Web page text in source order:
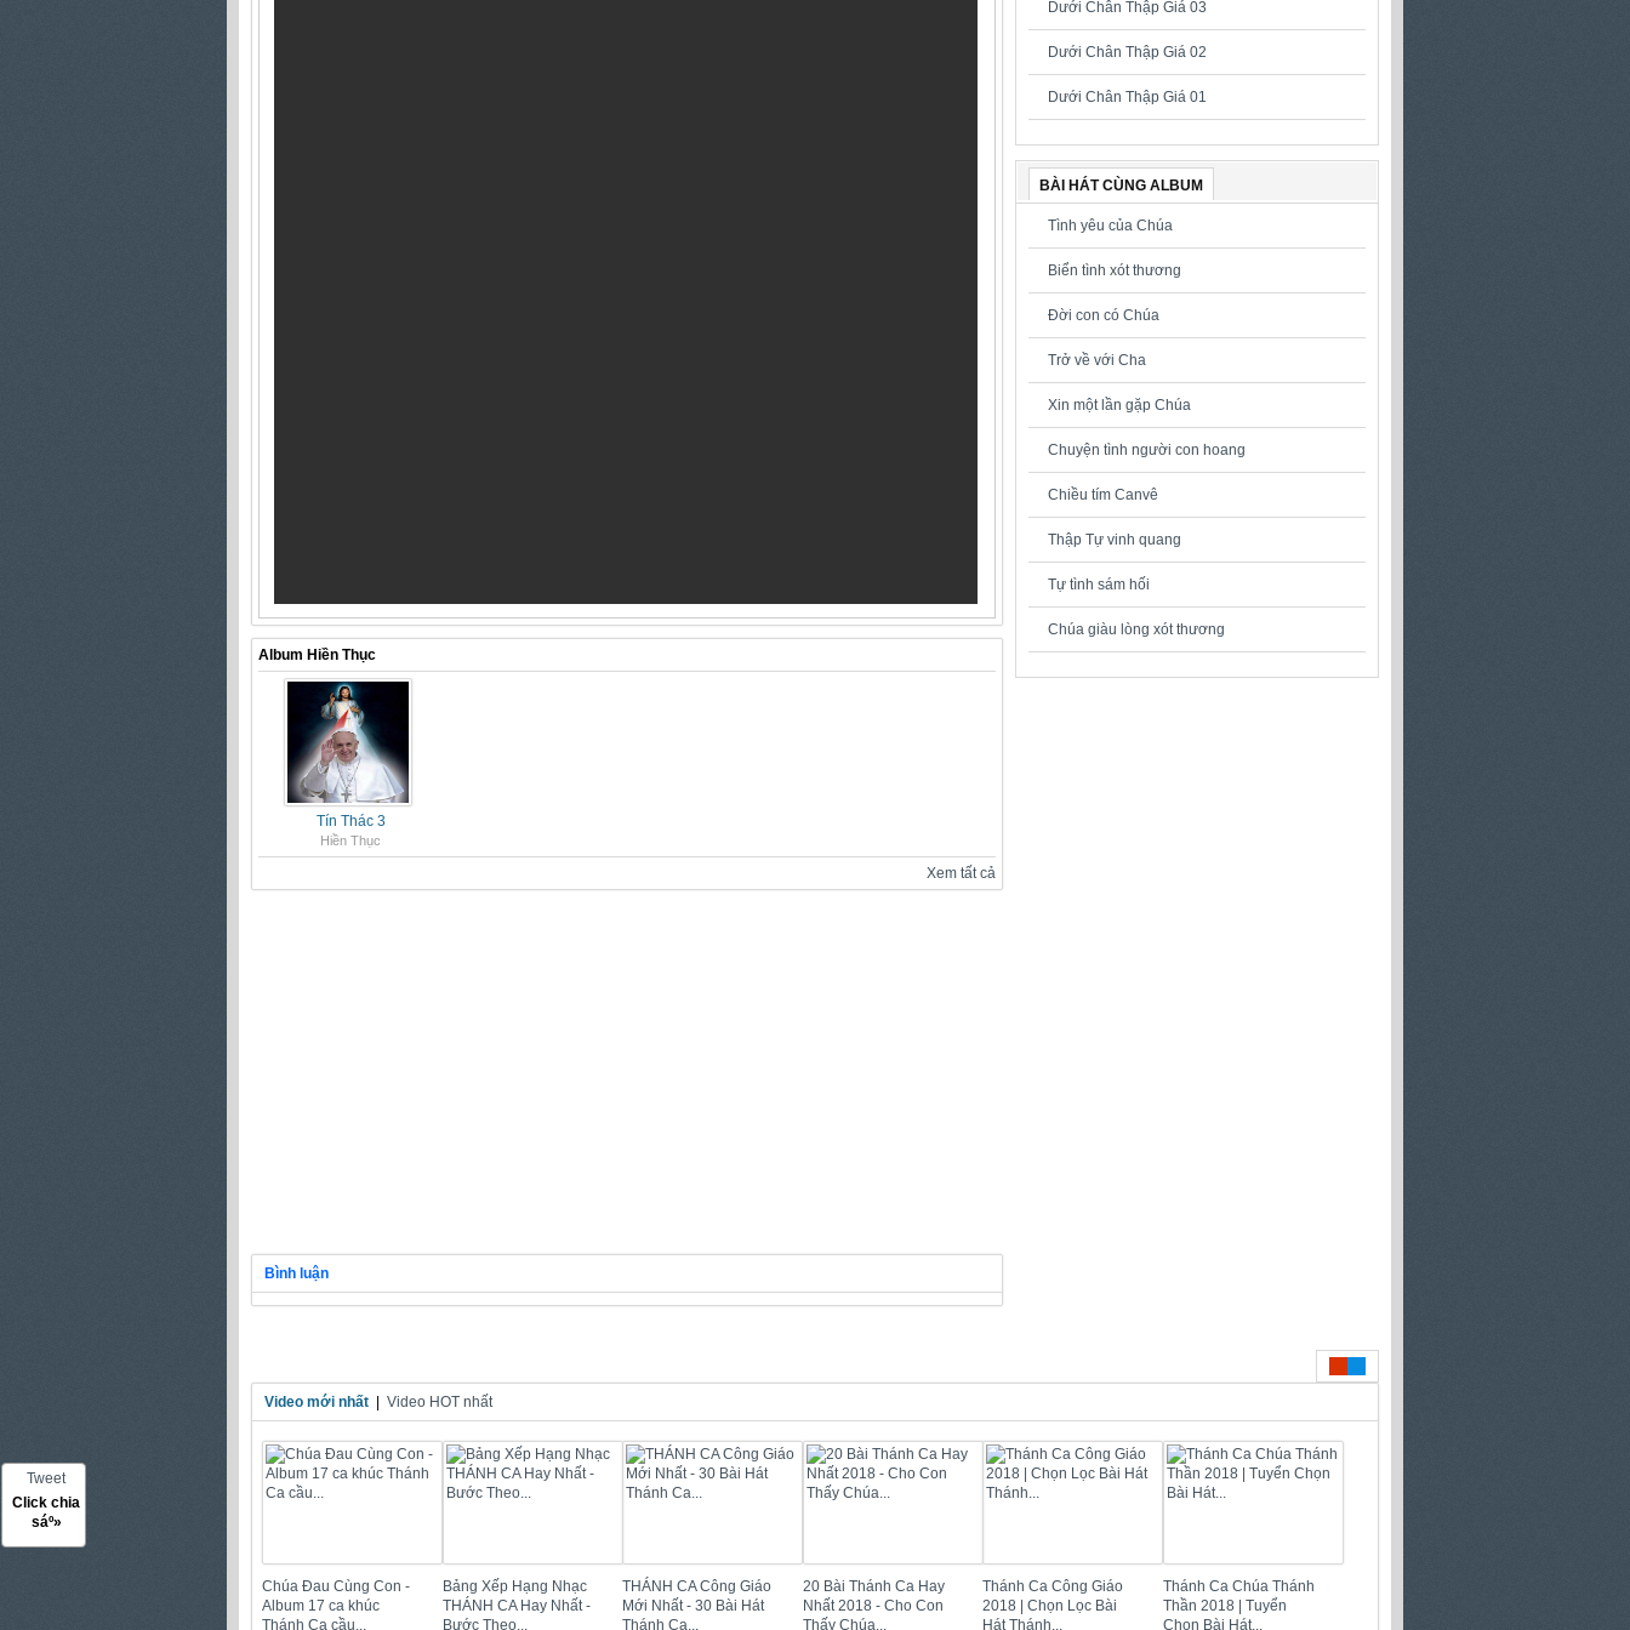
Tweet
Click chia
sáº»
Album Hiền Thục
Tín Thác 3
Hiền Thục
Xem tất cả
Bình luận
Dưới Chân Thập Giá 03
Dưới Chân Thập Giá 02
Dưới Chân Thập Giá 01
BÀI HÁT CÙNG ALBUM
Tình yêu của Chúa
Biển tình xót thương
Đời con có Chúa
Trở về với Cha
Xin một lần gặp Chúa
Chuyện tình người con hoang
Chiều tím Canvê
Thập Tự vinh quang
Tự tình sám hối
Chúa giàu lòng xót thương
Video mới nhất Video HOT nhất
Chúa Đau Cùng Con -
Album 17 ca khúc
Thánh Ca cầu...
Bảng Xếp Hạng Nhạc
THÁNH CA Hay Nhất -
Bước Theo...
THÁNH CA Công Giáo
Mới Nhất - 30 Bài Hát
Thánh Ca...
20 Bài Thánh Ca Hay
Nhất 2018 - Cho Con
Thấy Chúa...
Thánh Ca Công Giáo
2018 | Chọn Lọc Bài
Hát Thánh...
Thánh Ca Chúa Thánh
Thần 2018 | Tuyển
Chọn Bài Hát...